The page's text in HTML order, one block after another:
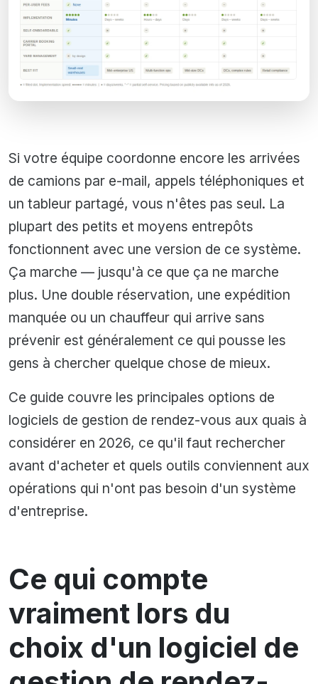
Si votre équipe coordonne encore les arrivées
de camions par e-mail, appels téléphoniques et
un tableur partagé, vous n'êtes pas seul. La
plupart des petits et moyens entrepôts
fonctionnent avec une version de ce système.
Ça marche — jusqu'à ce que ça ne marche
plus. Une double réservation, une expédition
manquée ou un chauffeur qui arrive sans
prévenir est généralement ce qui pousse les
gens à chercher quelque chose de mieux.
Ce guide couvre les principales options de
logiciels de gestion de rendez-vous aux quais à
considérer en 2026, ce qu'il faut rechercher
avant d'acheter et quels outils conviennent aux
opérations qui n'ont pas besoin d'un système
d'entreprise.
Ce qui compte
vraiment lors du
choix d'un logiciel de